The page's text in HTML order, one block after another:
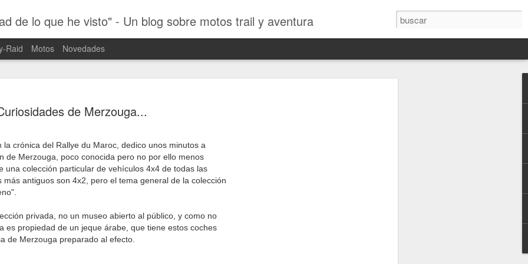
de Merzouga...
la crónica del Rallye du Maroc, dedico unos minutos a
de Merzouga, poco conocida pero no por ello menos
una colección particular de vehículos 4x4 de todas las
más antiguos son 4x2, pero el tema general de la colección
privada, no un museo abierto al público, y como no
es propiedad de un jeque árabe, que tiene estos coches
de Merzouga preparado al efecto.
de lo que he visto" - Un blog sobre motos trail y aventura
Raid Motos Novedades
JAN
29
Dakar 2019 en la revista
Motociclismo
desde hace unos días, intentando reajustar mi cuerpo al jet-lag y
retomando el día a día de la vida "normal"...